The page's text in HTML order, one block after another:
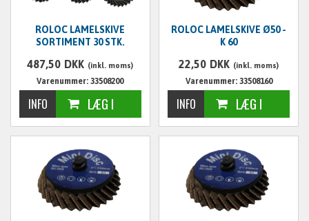
ROLOC LAMELSKIVE
SORTIMENT 30 STK.
487,50 DKK (inkl. moms)
Varenummer: 33508200
ROLOC LAMELSKIVE Ø50 -
K 60
22,50 DKK (inkl. moms)
Varenummer: 33508160